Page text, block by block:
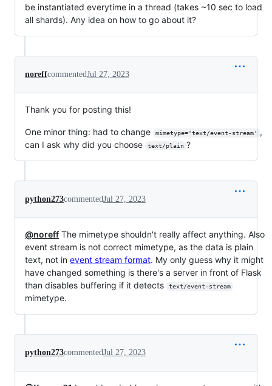
be instantiated everytime in a thread (takes ~10 sec to load
all shards). Any idea on how to go about it?
noreffcommentedJul 27, 2023
Thank you for posting this!
One minor thing: had to change mimetype='text/event-stream'
,
can I ask why did you choose
text/plain ?
python273commentedJul 27, 2023
@noreff The mimetype shouldn't really affect anything. Also
event stream is not correct mimetype, as the data is plain
text, not in event stream format. My only guess why it might
have changed something is there's a server in front of Flask
than disables buffering if it detects
text/event-stream
mimetype.
python273commentedJul 27, 2023